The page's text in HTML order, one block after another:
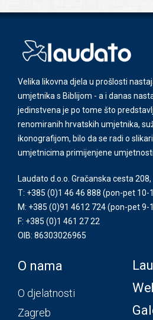
Velika likovna djela u prošlosti
umjetnika s Biblijom - a i danas
jedinstvena je po tome što
renomiranih hrvatskih umjetnika,
ikonografijom, bilo da se radi o
umjetnicima primijenjene
Laudato d.o.o. Gračanska cesta
T: +385 (0)1 46 46 888 (pon-pet 10-
M: +385 (0)91 4612 724(pon-pet 9-
F: +385 (0)1 461 27 22
OIB: 86303026965
O nama
O djelatnosti
Zagreb